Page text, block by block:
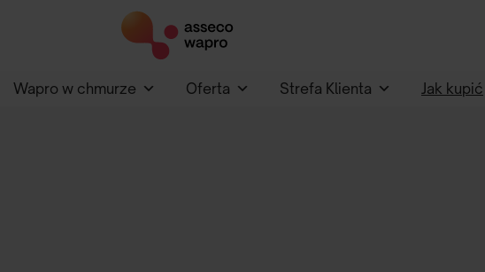
Wapro w chmurze Oferta Strefa Klienta Jak kupić